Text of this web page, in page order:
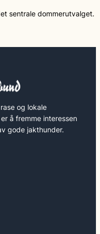
sentrale dommerutvalget.
og lokale
å fremme interessen
gode jakthunder.